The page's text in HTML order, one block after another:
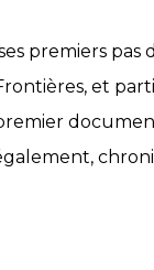
premiers
et